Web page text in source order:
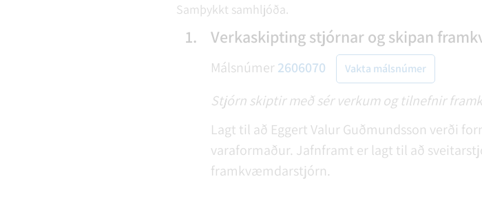
Samþykkt samhljóða.
1. Verkaskipting stjórnar og skipan
Málsnúmer2606070 Vakta málsnúmer
Stjórn skiptir með sér verkum og tilnefnir
Lagt til að Eggert Valur Guðmundsson verði
varaformaður. Jafnframt er lagt til að
framkvæmdarstjórn.